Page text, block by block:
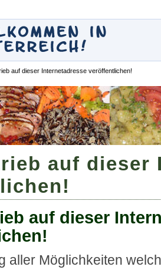
auf dieser Internetadresse veröffentlichen!
auf dieser
auf dieser
aller Möglichkeiten